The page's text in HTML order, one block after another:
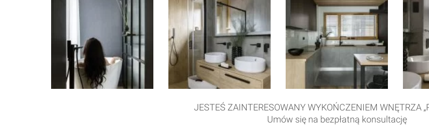
JESTEŚ ZAINTERESOWANY WYKOŃCZENIEM WNĘTRZA
Umów się na bezpłatną konsultację